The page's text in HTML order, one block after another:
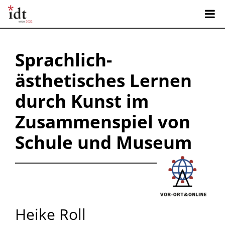
Sprachlich-
ästhetisches Lernen
durch Kunst im
Zusammenspiel von
Schule und Museum
Heike Roll